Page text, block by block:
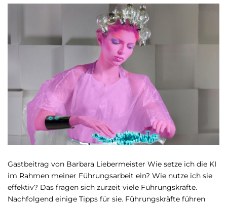
Gastbeitrag von Barbara Liebermeister Wie setze ich die KI
im Rahmen meiner Führungsarbeit ein? Wie nutze ich sie
effektiv? Das fragen sich zurzeit viele Führungskräfte.
Nachfolgend einige Tipps für sie. Führungskräfte führen